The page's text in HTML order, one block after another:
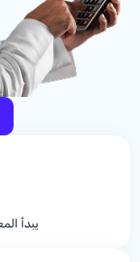
يبدأ